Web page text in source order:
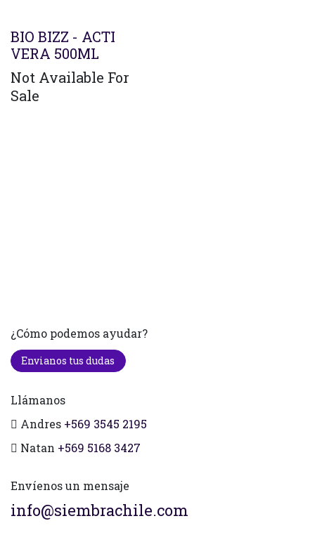
BIO BIZZ - ACTI
VERA 500ML
Not Available For
Sale
¿Cómo podemos ayudar?
Envianos tus dudas
Llámanos
Andres +569 3545 2195
Natan +569 5168 3427
Envíenos un mensaje
info@siembrachile.com